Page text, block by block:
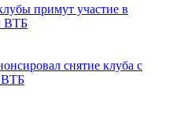
примут участие в
ВТБ
снятие клуба с
ВТБ